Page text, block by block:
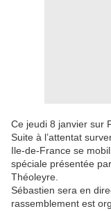
Ce jeudi 8 janvier sur
Suite à l’attentat
Ile-de-France se
spéciale présentée
Théoleyre.
Sébastien sera en
rassemblement est